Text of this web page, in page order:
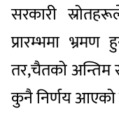
सरकारी
प्रारम्भमा
तर,चैतको अन्तिम
कुनै निर्णय